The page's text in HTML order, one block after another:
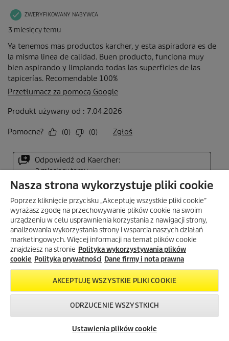
sklepie
internetowym
Nasza strona wykorzystuje pliki cookie
Poprzez kliknięcie przycisku „Akceptuję wszystkie pliki cookie”
wyrażasz zgodę na przechowywanie plików cookie na swoim
urządzeniu w celu usprawnienia korzystania z nawigacji strony,
analizowania wykorzystania strony i wsparcia naszych działań
marketingowych. Więcej informacji na temat plików cookie
znajdziesz na stronie Polityka wykorzystywania plików
cookie Polityka prywatności Dane firmy i nota prawna
AKCEPTUJĘ WSZYSTKIE PLIKI COOKIE
ODRZUCENIE WSZYSTKICH
Ustawienia plików cookie